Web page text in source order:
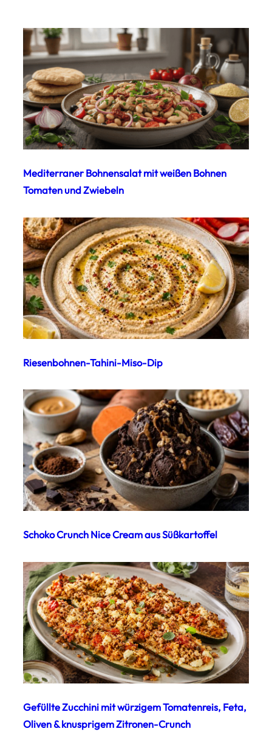
Mediterraner Bohnensalat mit weißen Bohnen
Tomaten und Zwiebeln
Riesenbohnen-Tahini-Miso-Dip
Schoko Crunch Nice Cream aus Süßkartoffel
Gefüllte Zucchini mit würzigem Tomatenreis, Feta,
Oliven & knusprigem Zitronen-Crunch